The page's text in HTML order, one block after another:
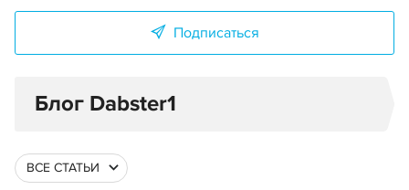
Подписаться
Блог Dabster1
ВСЕ СТАТЬИ